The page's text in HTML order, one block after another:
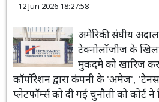
12 Jun 2026 18:27:58
अमेरिकी संघीय
टेक्नोलॉजीज के
मुकदमे को खारिज कर
कॉर्पोरेशन द्वारा कंपनी के 'अमेज',
प्लेटफॉर्म्स को दी गई चुनौती को कोर्ट ने